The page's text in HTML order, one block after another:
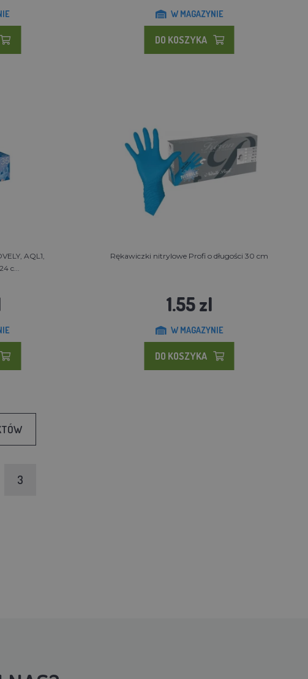
W MAGAZYNIE
DO KOSZYKA
AQL1,
c...
Rękawiczki nitrylowe Profi o długości 30 cm
1.55 zl
W MAGAZYNIE
DO KOSZYKA
3